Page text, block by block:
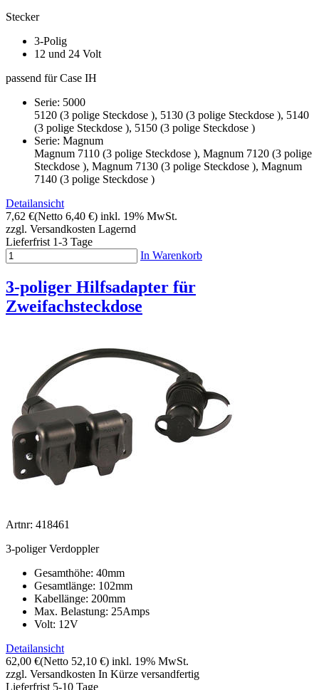
Stecker
3-Polig
12 und 24 Volt
passend für Case IH
Serie: 5000
5120 (3 polige Steckdose ), 5130 (3 polige Steckdose ), 5140
(3 polige Steckdose ), 5150 (3 polige Steckdose )
Serie: Magnum
Magnum 7110 (3 polige Steckdose ), Magnum 7120 (3 polige
Steckdose ), Magnum 7130 (3 polige Steckdose ), Magnum
7140 (3 polige Steckdose )
Detailansicht
7,62 €(Netto 6,40 €) inkl. 19% MwSt.
zzgl. Versandkosten Lagernd
Lieferfrist 1-3 Tage
In Warenkorb
3-poliger Hilfsadapter für
Zweifachsteckdose
Artnr: 418461
3-poliger Verdoppler
Gesamthöhe: 40mm
Gesamtlänge: 102mm
Kabellänge: 200mm
Max. Belastung: 25Amps
Volt: 12V
Detailansicht
62,00 €(Netto 52,10 €) inkl. 19% MwSt.
zzgl. Versandkosten In Kürze versandfertig
Lieferfrist 5-10 Tage